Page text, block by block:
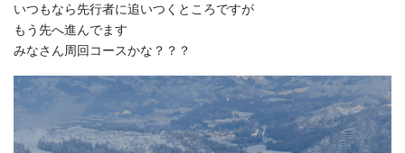
いつもなら先行者に追いつくところですが
もう先へ進んでます
みなさん周回コースかな？？？